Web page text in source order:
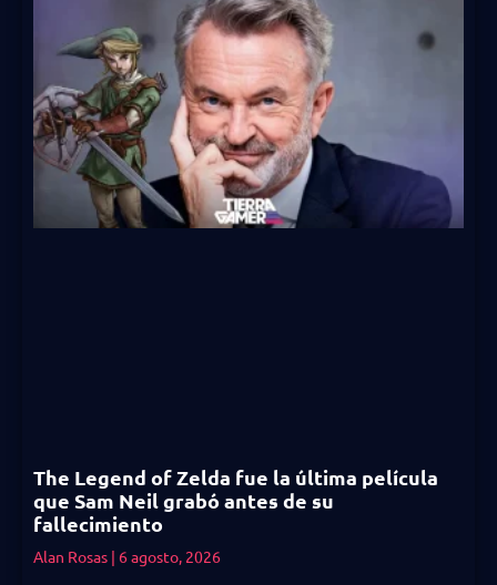
The Legend of Zelda fue la última película
que Sam Neil grabó antes de su
fallecimiento
Alan Rosas 6 agosto, 2026